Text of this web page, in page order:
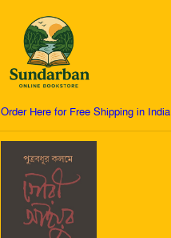
Order Here for Free Shipping in India